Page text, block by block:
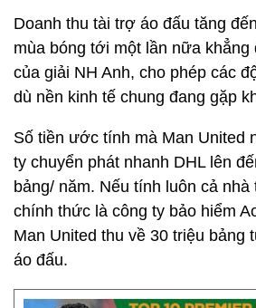
Doanh thu tài trợ áo đấu tăng
mùa bóng tới một lần nữa khẳng
của giải NH Anh, cho phép các
dù nền kinh tế chung đang gặp
Số tiền ước tính mà Man United
ty chuyển phát nhanh DHL lên
bảng/ năm. Nếu tính luôn cả nhà
chính thức là công ty bảo hiểm
Man United thu về 30 triệu bảng
áo đấu.